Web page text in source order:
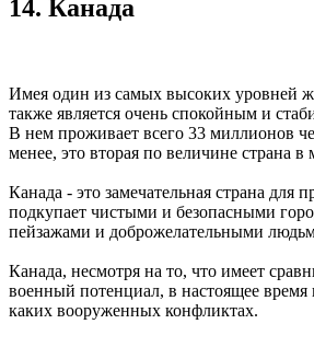
14. Канада
Имея один из самых высоких уровней
также является очень спокойным и
В нем проживает всего 33 миллионов
менее, это вторая по величине страна в
Канада - это замечательная страна для
подкупает чистыми и безопасными
пейзажами и доброжелательными
Канада, несмотря на то, что имеет
военный потенциал, в настоящее время
каких вооруженных конфликтах.